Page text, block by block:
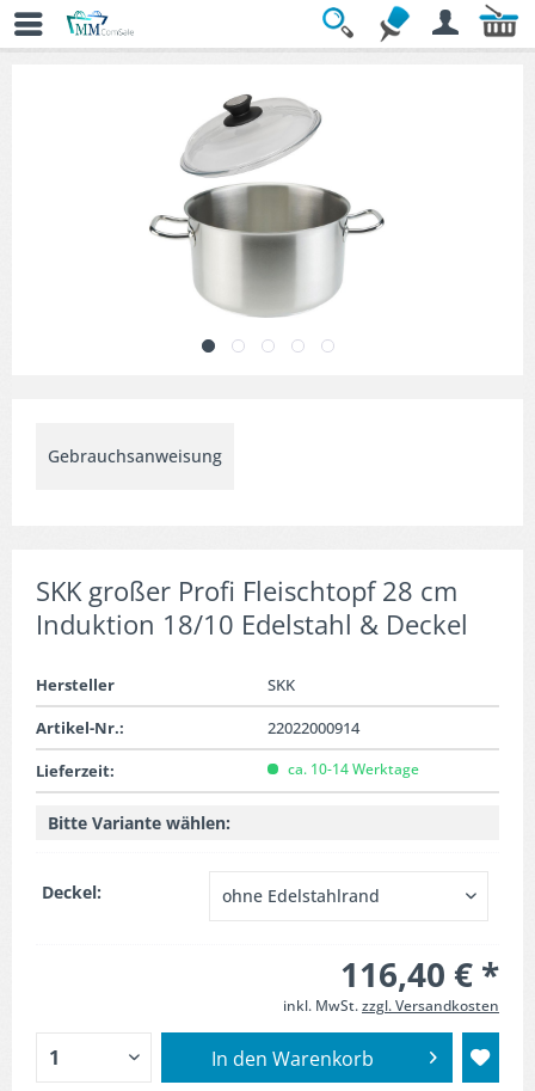
Übersicht
Gebrauchsanweisung
SKK großer Profi Fleischtopf 28 cm
Induktion 18/10 Edelstahl & Deckel
Hersteller
SKK
Artikel-Nr.:
22022000914
Lieferzeit:
ca. 10-14 Werktage
Bitte Variante wählen:
Deckel:
116,40 € *
inkl. MwSt.zzgl. Versandkosten
In den Warenkorb